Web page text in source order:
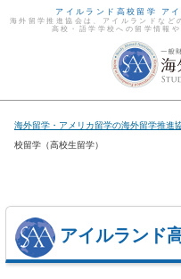
アイルランド高校留学 ア
海外留学推進協会は、アイルランドなど
高校・語学学校への留学情報
海外留学・アメリカ留学の海外留学推進
校留学（高校生留学）
アイルランド